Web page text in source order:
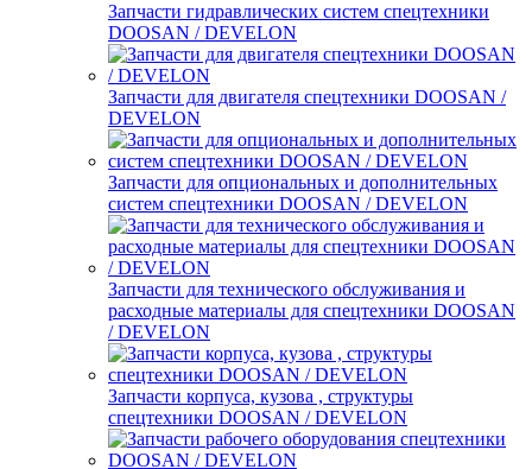
Запчасти гидравлических систем спецтехники
DOOSAN / DEVELON
Запчасти для двигателя спецтехники DOOSAN /
DEVELON
Запчасти для опциональных и дополнительных
систем спецтехники DOOSAN / DEVELON
Запчасти для технического обслуживания и
расходные материалы для спецтехники DOOSAN
/ DEVELON
Запчасти корпуса, кузова , структуры
спецтехники DOOSAN / DEVELON